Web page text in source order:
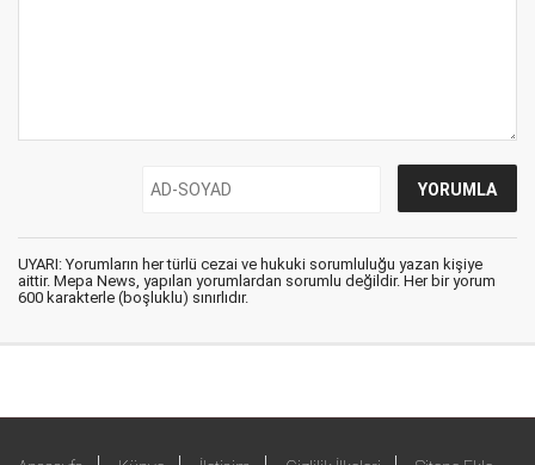
UYARI: Yorumların her türlü cezai ve hukuki sorumluluğu yazan kişiye
aittir. Mepa News, yapılan yorumlardan sorumlu değildir. Her bir yorum
600 karakterle (boşluklu) sınırlıdır.